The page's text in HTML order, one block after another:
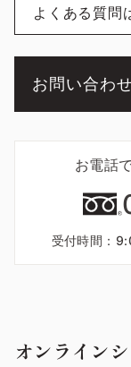
よくある質問
お問い合わ
お電話
受付時間：
オンライン